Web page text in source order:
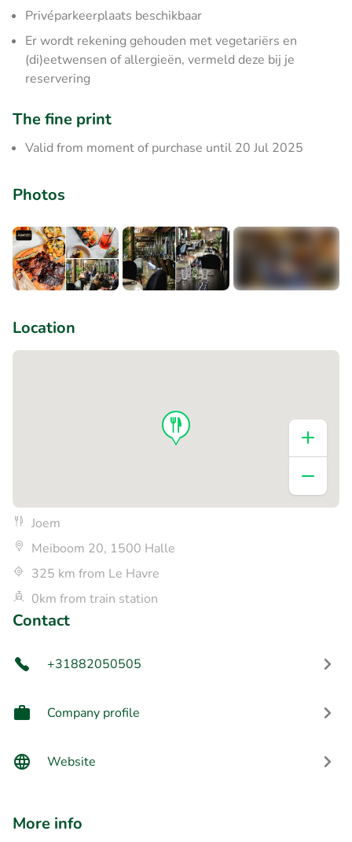
Privéparkeerplaats beschikbaar
Er wordt rekening gehouden met vegetariërs en
(di)eetwensen of allergieën, vermeld deze bij je
reservering
The fine print
Valid from moment of purchase until 20 Jul 2025
Photos
Location
Joem
Meiboom 20, 1500 Halle
325 km from Le Havre
0km from train station
Contact
+31882050505
Company profile
Website
More info